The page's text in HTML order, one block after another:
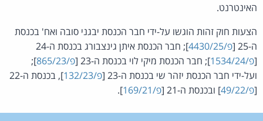
האינטרנט.
הצעות חוק זהות הוגשו על-ידי חבר הכנסת יבגני סובה ואח' בכנסת
ה-25 [
פ/4430/25
]; חבר הכנסת איתן גינצבורג בכנסת ה-24
[פ/1534/24 ]; חבר הכנסת מיקי לוי בכנסת ה-23 [ פ/865/23
];
ועל-ידי חבר הכנסת יזהר שי בכנסת ה-23 [
פ/132/23
], בכנסת ה-22
[פ/49/22 ] ובכנסת ה-21 [ פ/169/21 ].